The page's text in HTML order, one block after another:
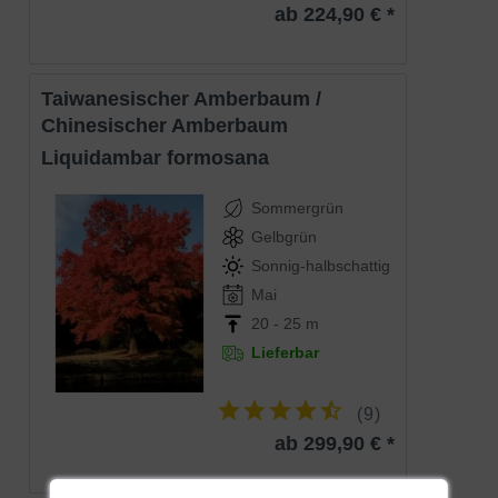
ihrem Beinamen ‘Golden Sun‘ damit aller Ehre.
Der Amerikanische Amberbaum stammt ursprünglich aus
feuchten Standorten und wird seit einigen Jahren der
Familie der Altingiaceae zugeordnet.
Bernsteinfarbener Harz ist Namensgeber des
Liquidambar
Der Begriff Liquidambar besteht aus den Wortstämmen
„liquid“ (lateinisch flüssig) und “anbr“ (arabisch für
Bernstein). Diesen Namen verdankt der Amberbaum
seinem bernsteinfarbenen Harz, das unter den Namen
Storax bekannt ist. Storax ist ein wertvoller Rohstoff, der
ab 224,90 € *
Taiwanesischer Amberbaum /
Chinesischer Amberbaum
Liquidambar formosana
Sommergrün
Gelbgrün
Sonnig-halbschattig
Mai
20 - 25 m
Lieferbar
(9)
ab 299,90 € *